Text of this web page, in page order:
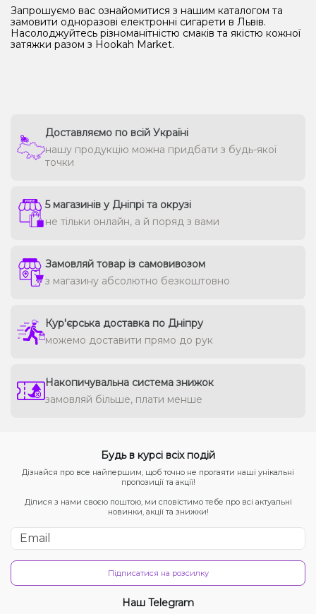
Запрошуємо вас ознайомитися з нашим каталогом та
замовити одноразові електронні сигарети в Львів.
Насолоджуйтесь різноманітністю смаків та якістю кожної
затяжки разом з Hookah Market.
Доставляємо по всій Україні
нашу продукцію можна придбати з будь-якої
точки
5 магазинів у Дніпрі та окрузі
не тільки онлайн, а й поряд з вами
Замовляй товар із самовивозом
з магазину абсолютно безкоштовно
Кур'єрська доставка по Дніпру
можемо доставити прямо до рук
Накопичувальна система знижок
замовляй більше, плати менше
Будь в курсі всіх подій
Дізнайся про все найпершим, щоб точно не прогаяти наші унікальні
пропозиції та акції!
Ділися з нами своєю поштою, ми сповістимо тебе про всі актуальні
новинки, акції та знижки!
Підписатися на розсилку
Наш Telegram